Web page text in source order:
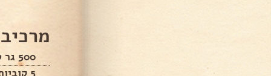
500 גר טחינה גולמית